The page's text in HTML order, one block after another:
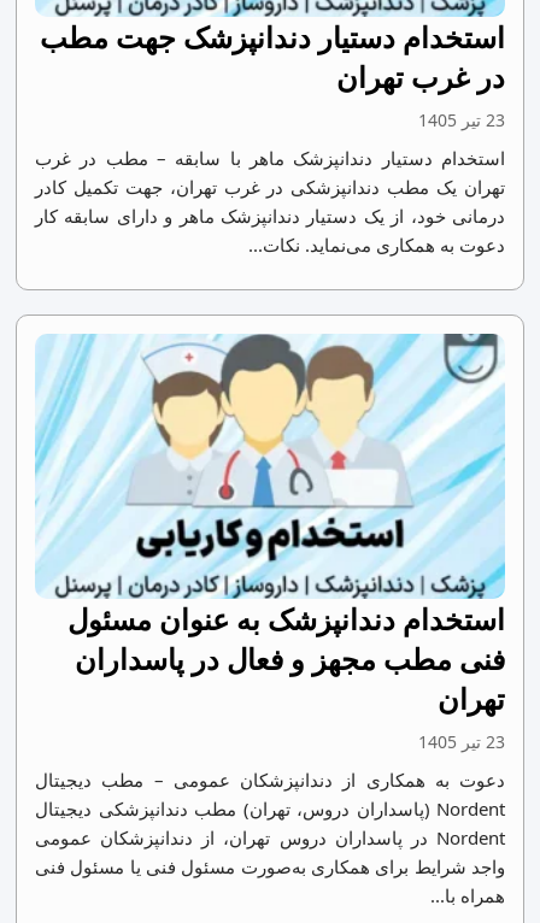
استخدام دستیار دندانپزشک جهت مطب
در غرب تهران
23 تیر 1405
استخدام دستیار دندانپزشک ماهر با سابقه – مطب در غرب
تهران یک مطب دندانپزشکی در غرب تهران، جهت تکمیل کادر
درمانی خود، از یک دستیار دندانپزشک ماهر و دارای سابقه کار
دعوت به همکاری می‌نماید. نکات...
استخدام دندانپزشک به عنوان مسئول
فنی مطب مجهز و فعال در پاسداران
تهران
23 تیر 1405
دعوت به همکاری از دندانپزشکان عمومی – مطب دیجیتال
Nordent (پاسداران دروس، تهران) مطب دندانپزشکی دیجیتال
Nordent در پاسداران دروس تهران، از دندانپزشکان عمومی
واجد شرایط برای همکاری به‌صورت مسئول فنی یا مسئول فنی
همراه با...